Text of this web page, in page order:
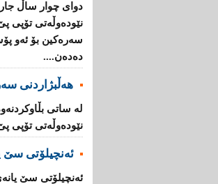
دوای چوار ساڵ
نێودەوڵەتی تۆپی
دەدەن....
هەڵبژاردنی
لە ساتی
نێودەوڵەتی تۆپی
ئەنچیلۆتى سێ
ئەنچیلۆتى سێ